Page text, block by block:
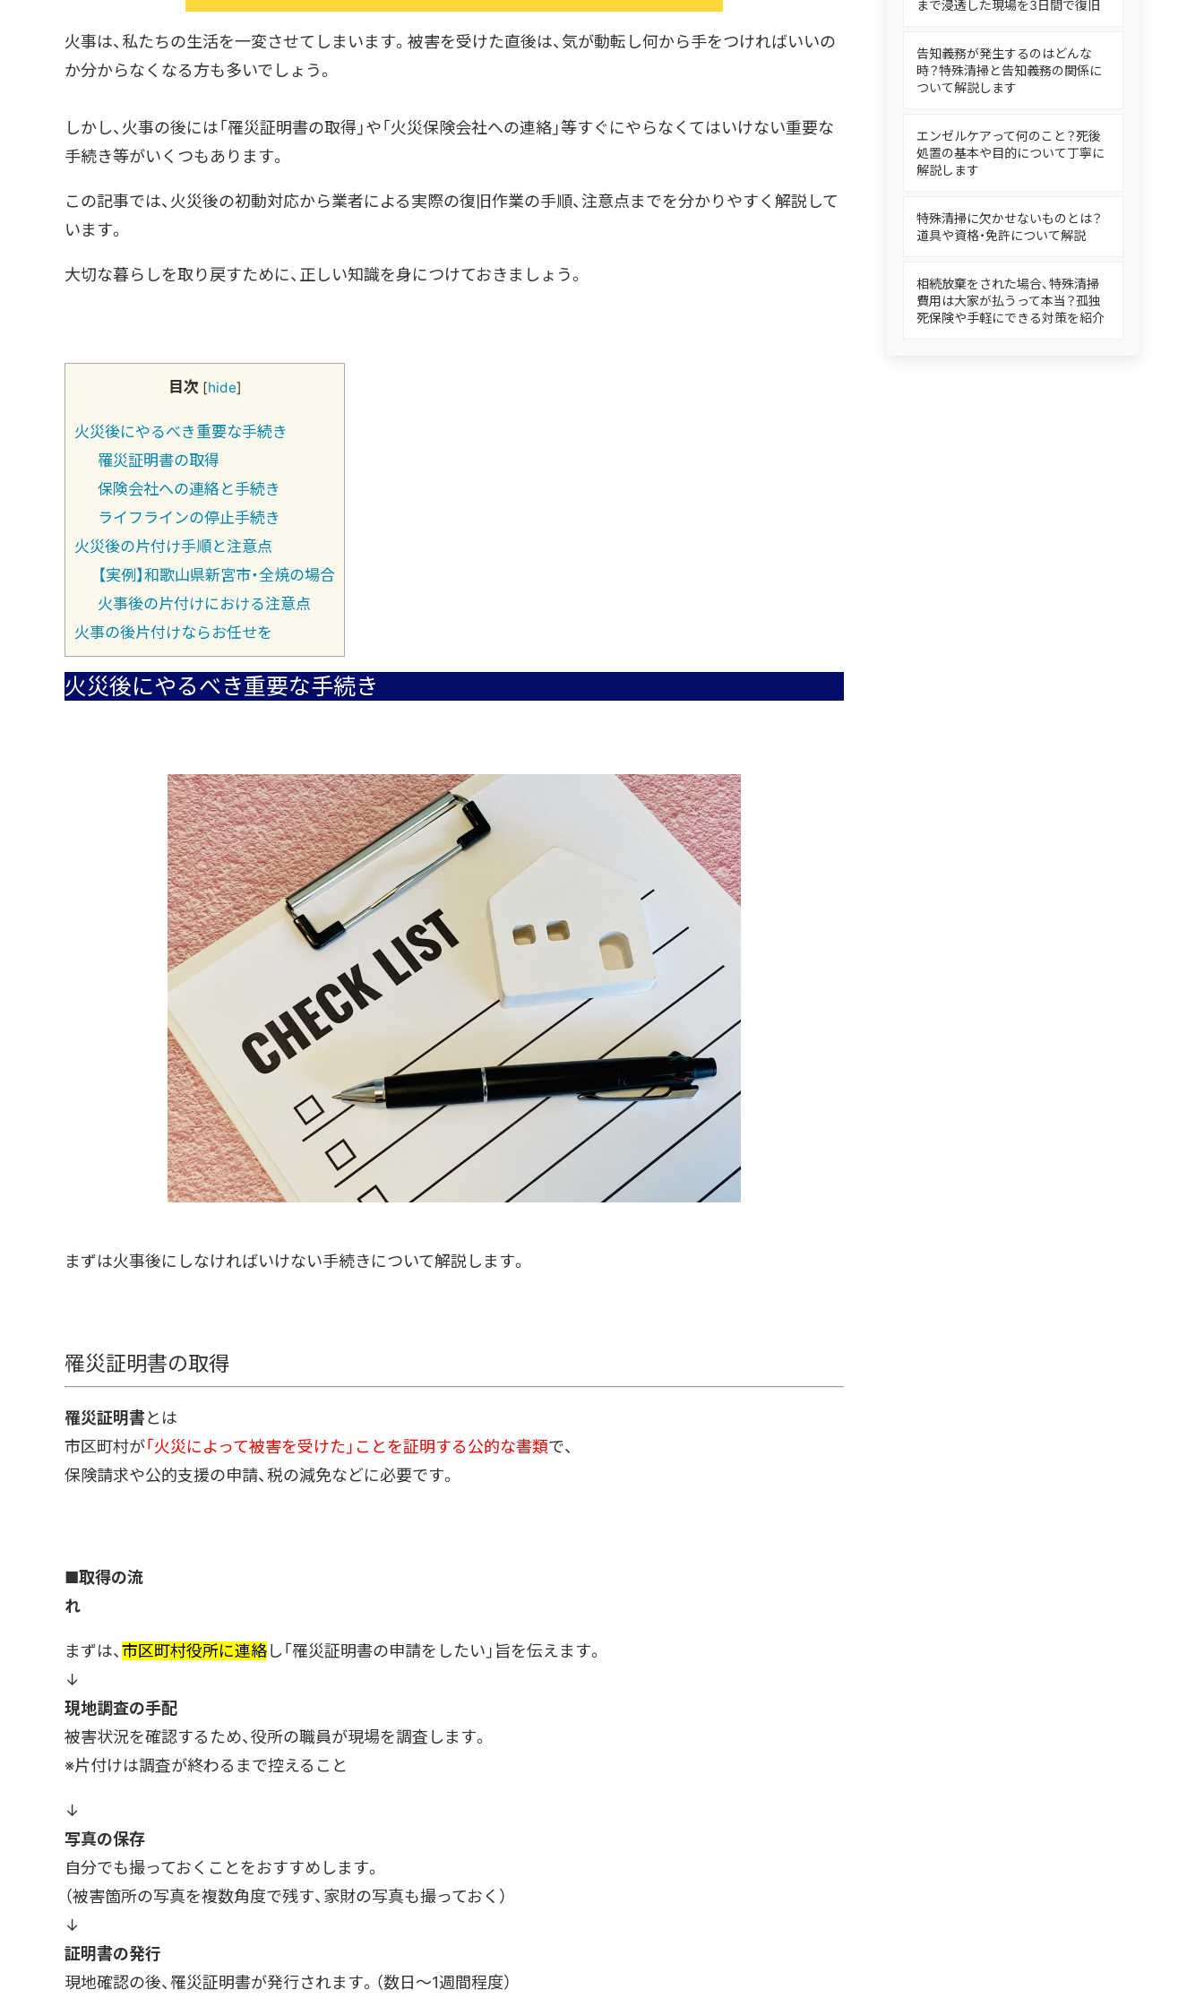
火事は、私たちの生活を一変させてしまいます。被害を受けた直後は、気が動転し何から手をつければいいの
か分からなくなる方も多いでしょう。
しかし、火事の後には「罹災証明書の取得」や「火災保険会社への連絡」等すぐにやらなくてはいけない重要な
手続き等がいくつもあります。
この記事では、火災後の初動対応から業者による実際の復旧作業の手順、注意点までを分かりやすく解説して
います。
大切な暮らしを取り戻すために、正しい知識を身につけておきましょう。
目次 [hide]
火災後にやるべき重要な手続き
罹災証明書の取得
保険会社への連絡と手続き
ライフラインの停止手続き
火災後の片付け手順と注意点
【実例】和歌山県新宮市・全焼の場合
火事後の片付けにおける注意点
火事の後片付けならお任せを
火災後にやるべき重要な手続き
まずは火事後にしなければいけない手続きについて解説します。
罹災証明書の取得
罹災証明書とは
市区町村が「火災によって被害を受けた」ことを証明する公的な書類で、
保険請求や公的支援の申請、税の減免などに必要です。
■取得の流
れ
まずは、 市区町村役所に連絡し「罹災証明書の申請をしたい」旨を伝えます。
↓
現地調査の手配
被害状況を確認するため、役所の職員が現場を調査します。
※片付けは調査が終わるまで控えること
↓
写真の保存
自分でも撮っておくことをおすすめします。
（被害箇所の写真を複数角度で残す、家財の写真も撮っておく）
↓
証明書の発行
現地確認の後、罹災証明書が発行されます。（数日～1週間程度）
まで浸透した現場を3日間で復旧
告知義務が発生するのはどんな
時？特殊清掃と告知義務の関係に
ついて解説します
エンゼルケアって何のこと？死後
処置の基本や目的について丁寧に
解説します
特殊清掃に欠かせないものとは？
道具や資格・免許について解説
相続放棄をされた場合、特殊清掃
費用は大家が払うって本当？孤独
死保険や手軽にできる対策を紹介